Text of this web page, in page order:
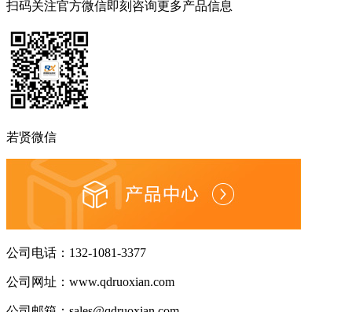
扫码关注官方微信即刻咨询更多产品信息
若贤微信
公司电话： 132-1081-3377
公司网址： www.qdruoxian.com